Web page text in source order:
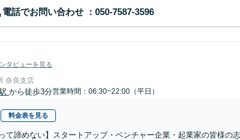
電話でお問い合わせ
タビューを見る
奈良支店
から徒歩3分営業時間：06:30~22:00（平日）
料金表を見る
て諦めない】スタートアップ・ベンチャー企業・起業家の皆様の